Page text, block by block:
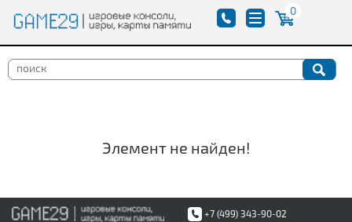
0
Элемент не найден!
+7 (499) 343-90-02